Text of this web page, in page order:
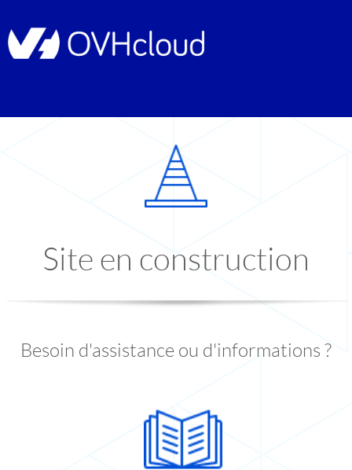
Site en construction
Besoin d'assistance ou d'informations ?